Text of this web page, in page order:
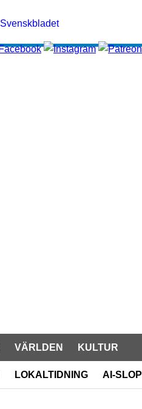
VÄRLDEN KULTUR
LOKALTIDNING AI-SLOP